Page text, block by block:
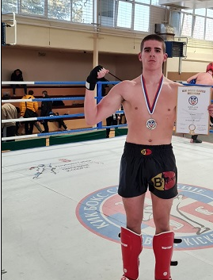
ШКОЛА
ИСТОРИЈАТ
ШКОЛА ДАНАС
РЕЧ ДИРЕКТОРА
МЕЂУНАРОДНА САРАДЊА
САРАДЊА СА ПРИВРЕДОМ
ЈАВНЕ НАБАВКЕ